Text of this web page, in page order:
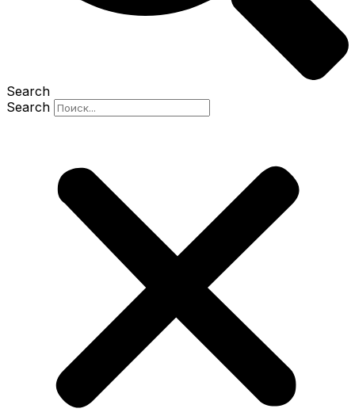
Search
Search